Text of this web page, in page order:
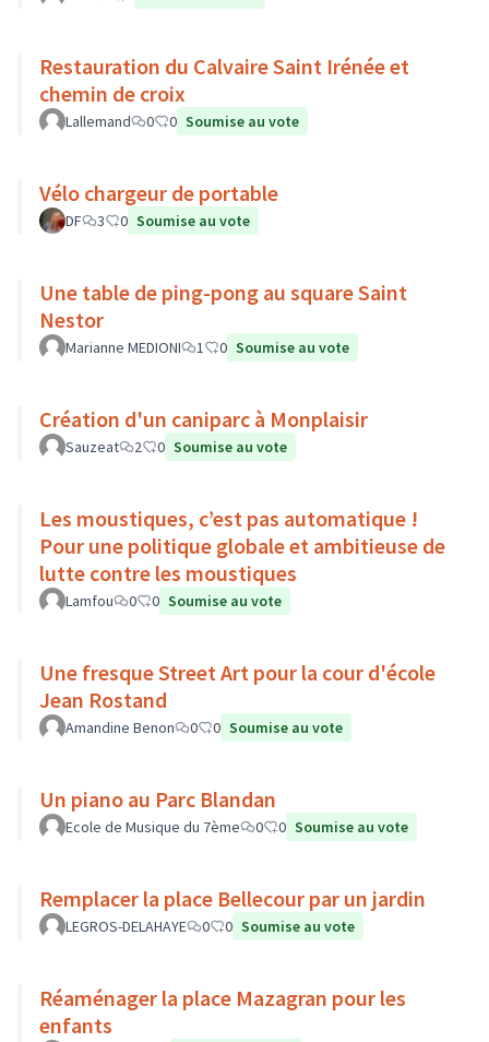
Restauration du Calvaire Saint Irénée et
chemin de croix
Lallemand 0 0 Soumise au vote
Vélo chargeur de portable
DF 3 0 Soumise au vote
Une table de ping-pong au square Saint
Nestor
Marianne MEDIONI 1 0 Soumise au vote
Création d'un caniparc à Monplaisir
Sauzeat 2 0 Soumise au vote
Les moustiques, c’est pas automatique !
Pour une politique globale et ambitieuse de
lutte contre les moustiques
Lamfou 0 0 Soumise au vote
Une fresque Street Art pour la cour d'école
Jean Rostand
Amandine Benon 0 0 Soumise au vote
Un piano au Parc Blandan
Ecole de Musique du 7ème 0 0 Soumise au vote
Remplacer la place Bellecour par un jardin
LEGROS-DELAHAYE 0 0 Soumise au vote
Réaménager la place Mazagran pour les
enfants